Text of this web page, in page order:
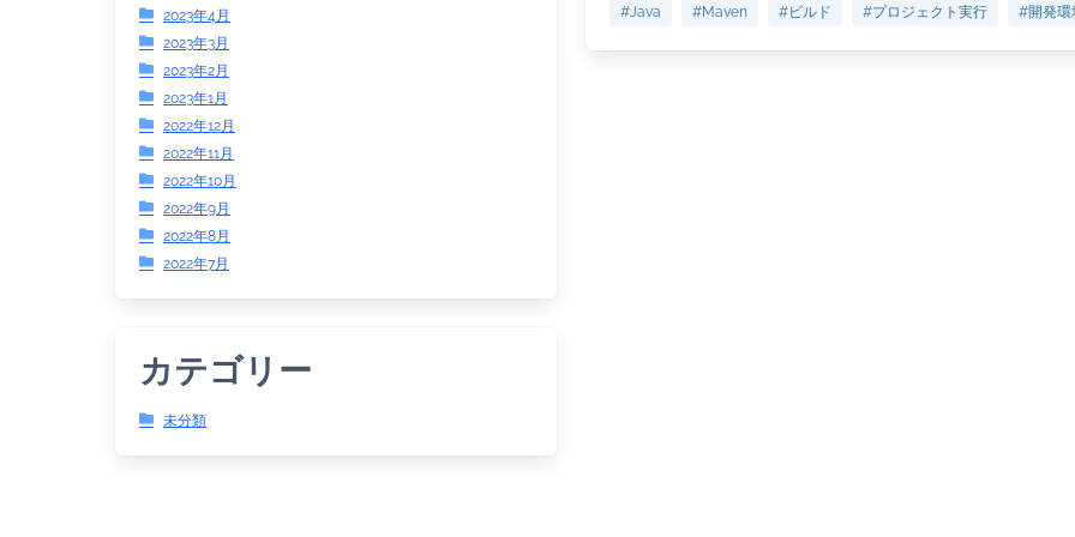
2023年4月
2023年3月
2023年2月
2023年1月
2022年12月
2022年11月
2022年10月
2022年9月
2022年8月
2022年7月
カテゴリー
未分類
#Java #Maven #ビルド #プロジェクト実行 #開発環